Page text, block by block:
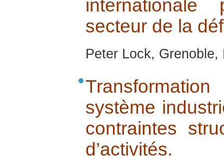
internationale
secteur de la
Peter Lock,
système
contraintes
d’activités.